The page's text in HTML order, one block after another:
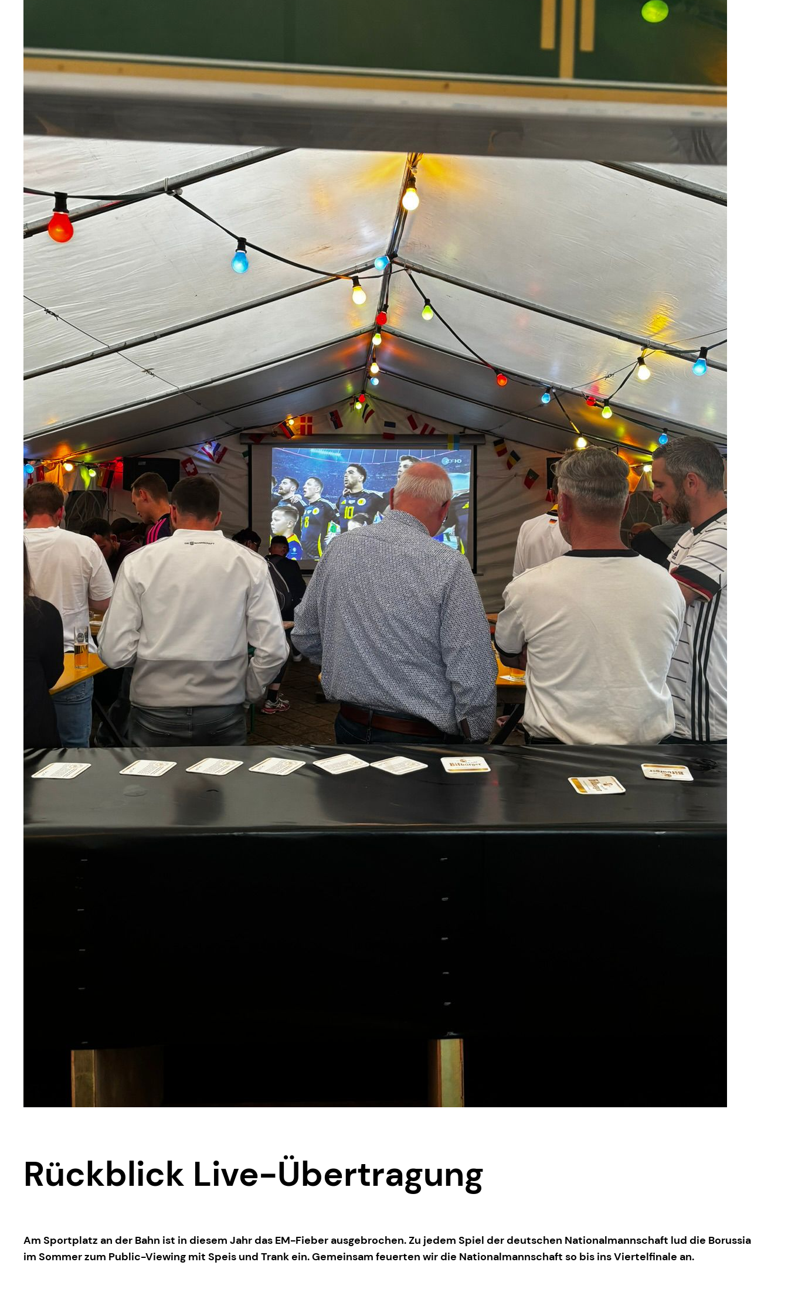
Rückblick Live-Übertragung
Am Sportplatz an der Bahn ist in diesem Jahr das EM-Fieber ausgebrochen. Zu jedem Spiel der deutschen Nationalmannschaft lud die Borussia
im Sommer zum Public-Viewing mit Speis und Trank ein. Gemeinsam feuerten wir die Nationalmannschaft so bis ins Viertelfinale an.